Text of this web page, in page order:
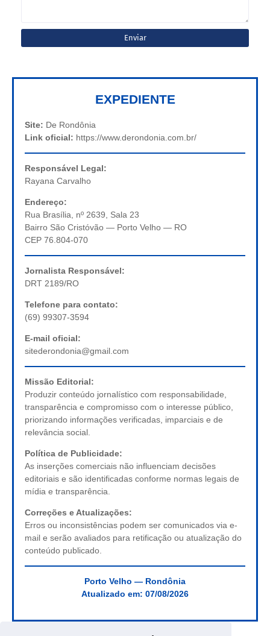
EXPEDIENTE
Site: De Rondônia
Link oficial: https://www.derondonia.com.br/
Responsável Legal:
Rayana Carvalho
Endereço:
Rua Brasília, nº 2639, Sala 23
Bairro São Cristóvão — Porto Velho — RO
CEP 76.804-070
Jornalista Responsável:
DRT 2189/RO
Telefone para contato:
(69) 99307-3594
E-mail oficial:
sitederondonia@gmail.com
Missão Editorial:
Produzir conteúdo jornalístico com responsabilidade,
transparência e compromisso com o interesse público,
priorizando informações verificadas, imparciais e de
relevância social.
Política de Publicidade:
As inserções comerciais não influenciam decisões
editoriais e são identificadas conforme normas legais de
mídia e transparência.
Correções e Atualizações:
Erros ou inconsistências podem ser comunicados via e-
mail e serão avaliados para retificação ou atualização do
conteúdo publicado.
Porto Velho — Rondônia
Atualizado em: 07/08/2026